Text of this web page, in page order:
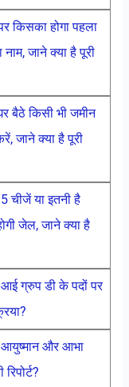
किसका होगा पहला
जाने क्या है पूरी
किसी भी जमीन
जाने क्या है पूरी
चीजें या इतनी है
जेल, जाने क्या है
ग्रुप डी के पदों पर
और आभा